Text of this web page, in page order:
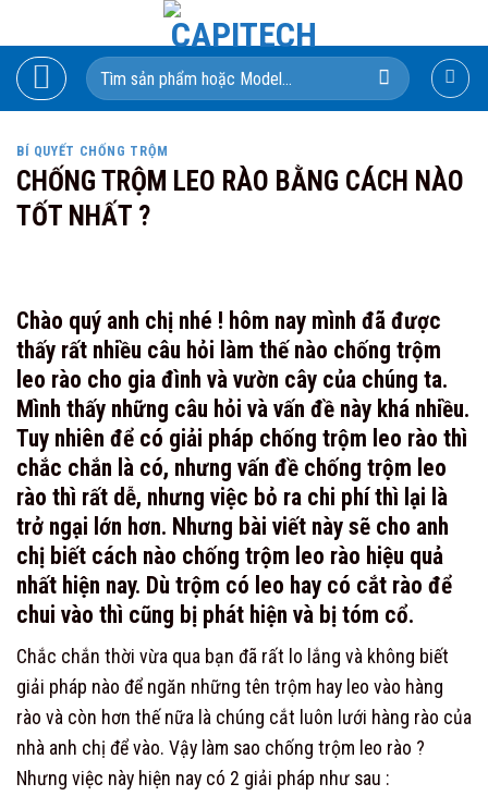
to
content
Search
for:
BÍ QUYẾT CHỐNG TRỘM
CHỐNG TRỘM LEO RÀO BẰNG CÁCH NÀO
TỐT NHẤT ?
Chào quý anh chị nhé ! hôm nay mình đã được
thấy rất nhiều câu hỏi làm thế nào chống trộm
leo rào cho gia đình và vườn cây của chúng ta.
Mình thấy những câu hỏi và vấn đề này khá nhiều.
Tuy nhiên để có giải pháp chống trộm leo rào thì
chắc chắn là có, nhưng vấn đề chống trộm leo
rào thì rất dễ, nhưng việc bỏ ra chi phí thì lại là
trở ngại lớn hơn. Nhưng bài viết này sẽ cho anh
chị biết cách nào chống trộm leo rào hiệu quả
nhất hiện nay. Dù trộm có leo hay có cắt rào để
chui vào thì cũng bị phát hiện và bị tóm cổ.
Chắc chắn thời vừa qua bạn đã rất lo lắng và không biết
giải pháp nào để ngăn những tên trộm hay leo vào hàng
rào và còn hơn thế nữa là chúng cắt luôn lưới hàng rào của
nhà anh chị để vào. Vậy làm sao chống trộm leo rào ?
Nhưng việc này hiện nay có 2 giải pháp như sau :